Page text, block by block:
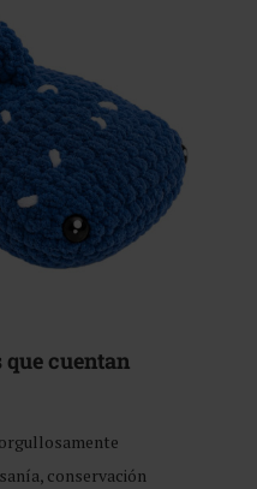
cuentan
conservación